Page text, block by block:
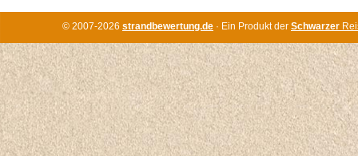
© 2007-2026 strandbewertung.de · Ein Produkt der Schwarzer